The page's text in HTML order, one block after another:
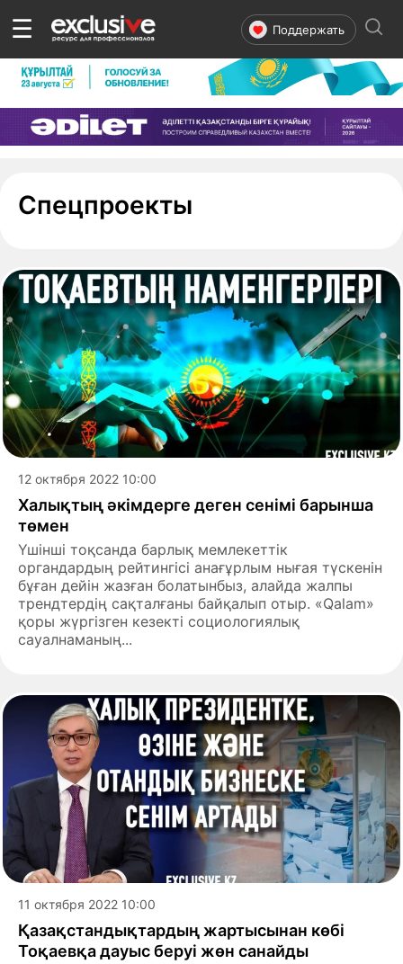
☰ Поддержать
Спецпроекты
12 октября 2022 10:00
Халықтың әкімдерге деген сенімі барынша
төмен
Үшінші тоқсанда барлық мемлекеттік
органдардың рейтингісі анағұрлым нығая түскенін
бұған дейін жазған болатынбыз, алайда жалпы
трендтердің сақталғаны байқалып отыр. «Qalam»
қоры жүргізген кезекті социологиялық
сауалнаманың...
11 октября 2022 10:00
Қазақстандықтардың жартысынан көбі
Тоқаевқа дауыс беруі жөн санайды